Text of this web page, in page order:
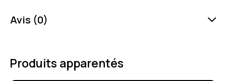
Avis (0)
Produits apparentés